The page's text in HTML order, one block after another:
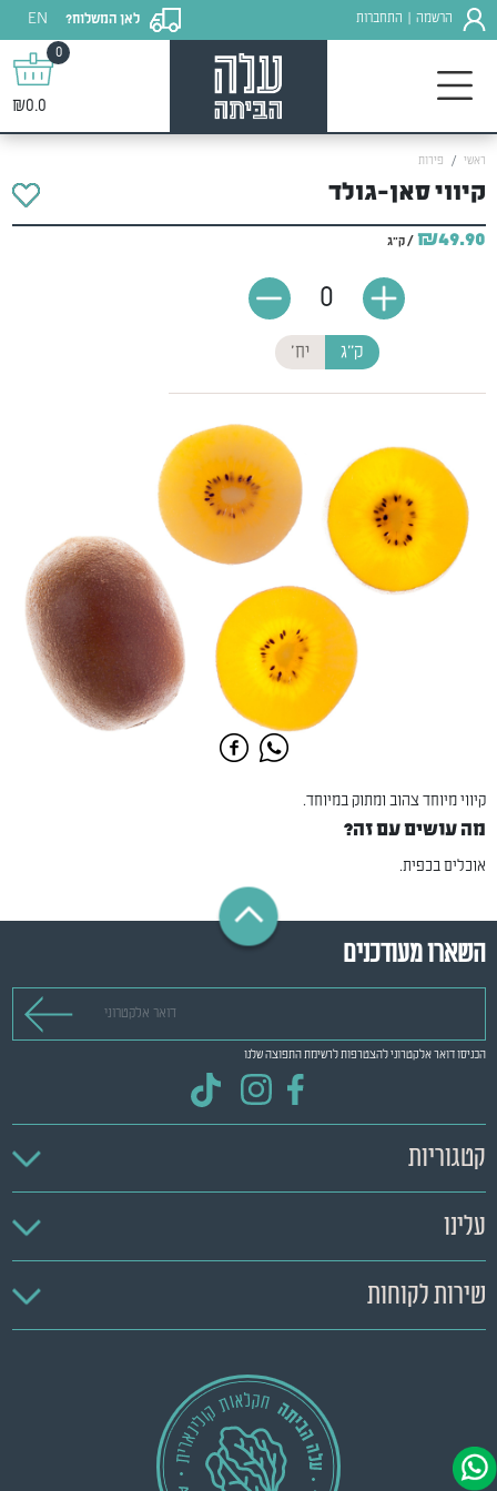
הרשמה התחברות לאן המשלוח?
EN
0
₪0.0
ראשי פירות
קיווי סאן-גולד
₪49.90 / ק"ג
ק"ג יח'
0
קיווי מיוחד צהוב ומתוק במיוחד.
מה עושים עם זה?
אוכלים בכפית.
השארו מעודכנים
הכניסו דואר אלקטרוני להצטרפות לרשימת התפוצה שלנו
קטגוריות
עלינו
שירות לקוחות